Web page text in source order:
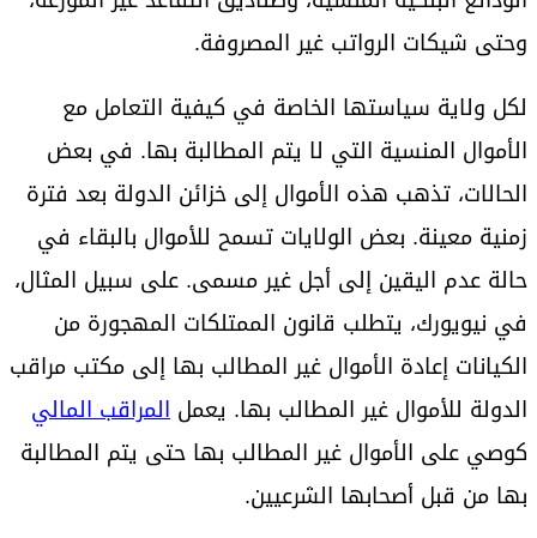
وحتى شيكات الرواتب غير المصروفة.
لكل ولاية سياستها الخاصة في كيفية التعامل مع
الأموال المنسية التي لا يتم المطالبة بها. في بعض
الحالات، تذهب هذه الأموال إلى خزائن الدولة بعد فترة
زمنية معينة. بعض الولايات تسمح للأموال بالبقاء في
حالة عدم اليقين إلى أجل غير مسمى. على سبيل المثال،
في نيويورك، يتطلب قانون الممتلكات المهجورة من
الكيانات إعادة الأموال غير المطالب بها إلى مكتب مراقب
الدولة للأموال غير المطالب بها. يعمل المراقب المالي
كوصي على الأموال غير المطالب بها حتى يتم المطالبة
بها من قبل أصحابها الشرعيين.